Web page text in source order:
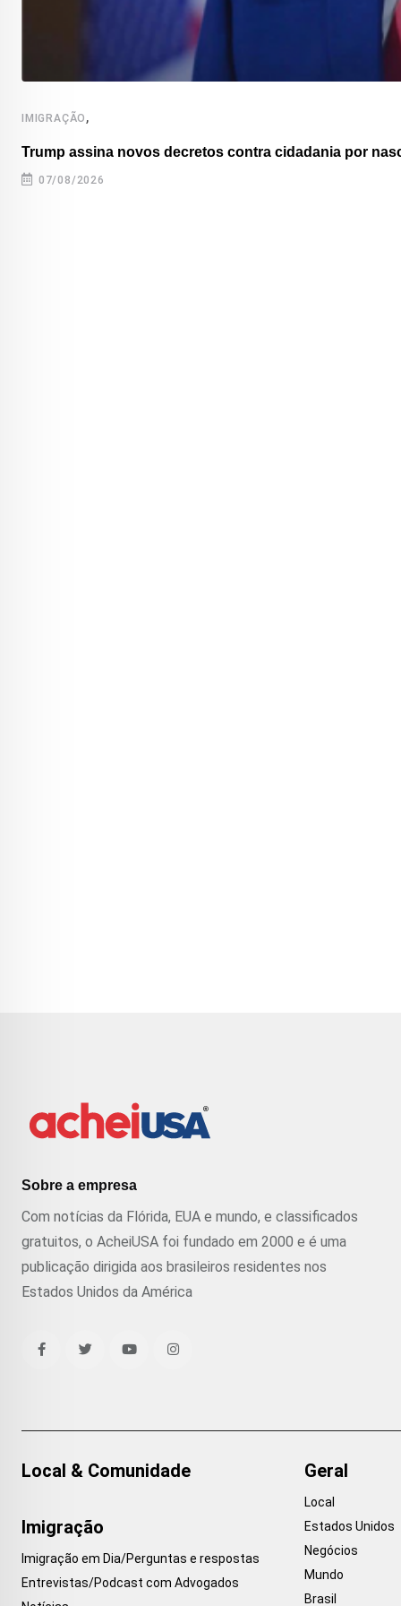
IMIGRAÇÃO ,
Trump assina novos decretos contra cidadania por
07/08/2026
Sobre a empresa
Com notícias da Flórida, EUA e mundo, e classificados
gratuitos, o AcheiUSA foi fundado em 2000 e é uma
publicação dirigida aos brasileiros residentes nos
Estados Unidos da América
Local & Comunidade
Imigração
Imigração em Dia/Perguntas e respostas
Entrevistas/Podcast com Advogados
Geral
Local
Estados Unidos
Negócios
Mundo
Brasil